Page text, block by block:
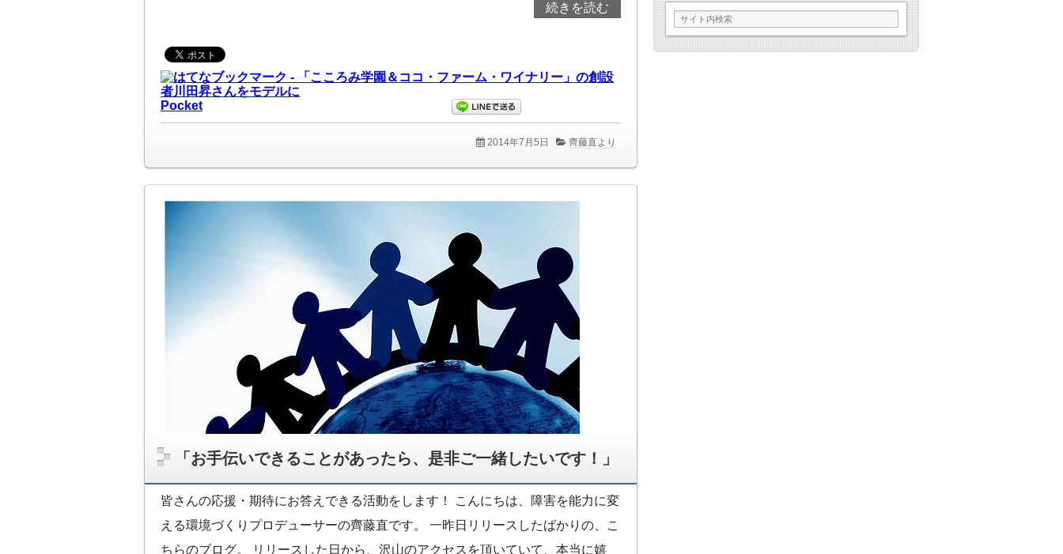
続きを読む
Pocket
2014年7月5日 齊藤直より
「お手伝いできることがあったら、是非ご一緒したいです！」
皆さんの応援・期待にお答えできる活動をします！ こんにちは、障害を能力に変
える環境づくりプロデューサーの齊藤直です。 一昨日リリースしたばかりの、こ
ちらのブログ。 リリースした日から、沢山のアクセスを頂いていて、本当に嬉